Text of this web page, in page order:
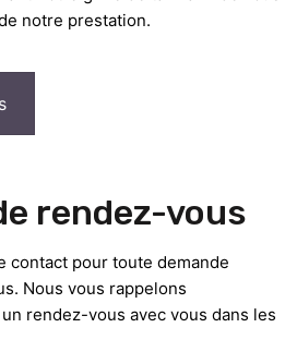
notre prestation.
rendez-vous
contact pour toute demande
Nous vous rappelons
rendez-vous avec vous dans les